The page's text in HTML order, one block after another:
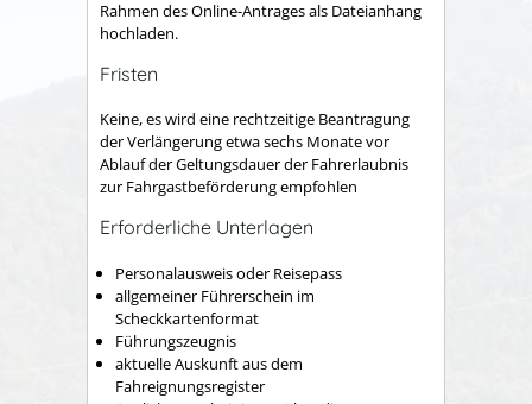
Rahmen des Online-Antrages als Dateianhang
hochladen.
Fristen
Keine, es wird eine rechtzeitige Beantragung
der Verlängerung etwa sechs Monate vor
Ablauf der Geltungsdauer der Fahrerlaubnis
zur Fahrgastbeförderung empfohlen
Erforderliche Unterlagen
Personalausweis oder Reisepass
allgemeiner Führerschein im
Scheckkartenformat
Führungszeugnis
aktuelle Auskunft aus dem
Fahreignungsregister